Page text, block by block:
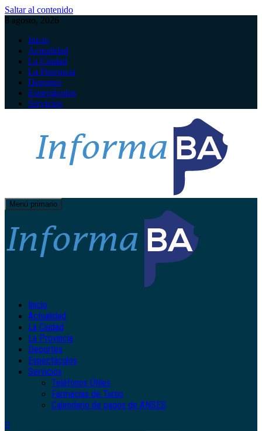
Saltar al contenido
8 agosto, 2026
Inicio
Actualidad
La Ciudad
La Provincia
Deportes
Espectáculos
Servicios
Menú primario
Inicio
Actualidad
La Ciudad
La Provincia
Deportes
Espectáculos
Servicios
Teléfonos Útiles
Farmacias de Turno
Calendario de pagos de ANSES